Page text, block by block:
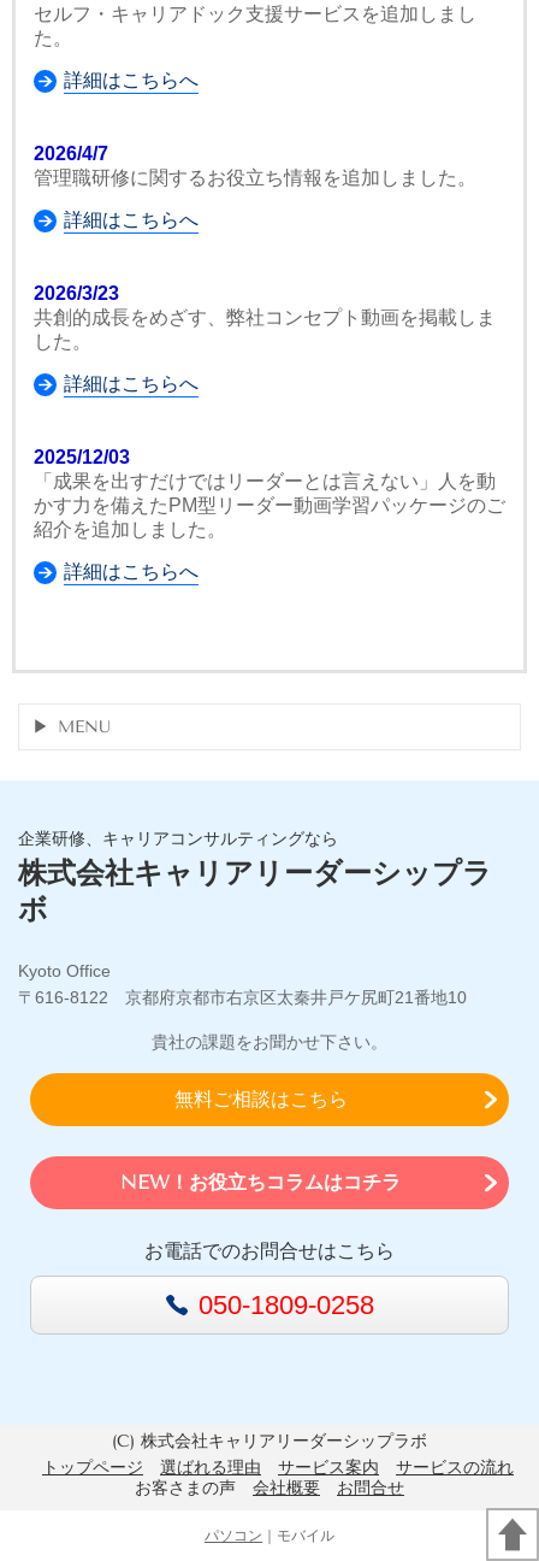
セルフ・キャリアドック支援サービスを追加しまし
た。
詳細はこちらへ
2026/4/7
管理職研修に関するお役立ち情報を追加しました。
詳細はこちらへ
2026/3/23
共創的成長をめざす、弊社コンセプト動画を掲載しま
した。
詳細はこちらへ
2025/12/03
「成果を出すだけではリーダーとは言えない」人を動
かす力を備えたPM型リーダー動画学習パッケージのご
紹介を追加しました。
詳細はこちらへ
MENU
企業研修、キャリアコンサルティングなら
株式会社キャリアリーダーシップラ
ボ
Kyoto Office
〒616-8122 京都府京都市右京区太秦井戸ケ尻町21番地10
貴社の課題をお聞かせ下さい。
無料ご相談はこちら
NEW！お役立ちコラムはコチラ
お電話でのお問合せはこちら
050-1809-0258
(C) 株式会社キャリアリーダーシップラボ
トップページ
選ばれる理由 サービス案内
サービスの流れ
お客さまの声
会社概要 お問合せ
パソコン ｜モバイル